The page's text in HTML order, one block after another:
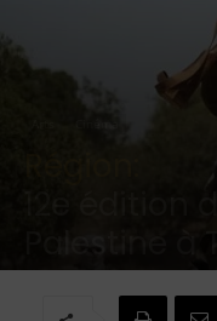
12e édition
Palestine à